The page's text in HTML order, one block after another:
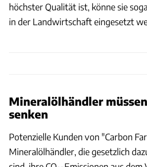
höchster Qualität ist, könne sie
in der Landwirtschaft eingesetzt
Mineralölhändler
senken
Potenzielle Kunden von "Carbon
Mineralölhändler, die gesetzlich